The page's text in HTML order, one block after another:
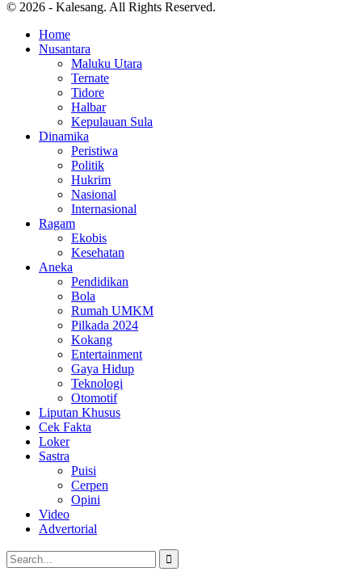
© 2026 - Kalesang. All Rights Reserved.
Home
Nusantara
Maluku Utara
Ternate
Tidore
Halbar
Kepulauan Sula
Dinamika
Peristiwa
Politik
Hukrim
Nasional
Internasional
Ragam
Ekobis
Kesehatan
Aneka
Pendidikan
Bola
Rumah UMKM
Pilkada 2024
Kokang
Entertainment
Gaya Hidup
Teknologi
Otomotif
Liputan Khusus
Cek Fakta
Loker
Sastra
Puisi
Cerpen
Opini
Video
Advertorial